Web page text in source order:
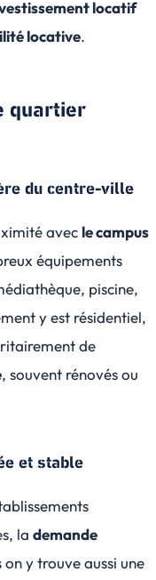
locatif
locative.
quartier
du centre-ville
avec le campus
équipements
piscine,
y est résidentiel,
de
, souvent rénovés ou
et stable
la demande
on y trouve aussi une